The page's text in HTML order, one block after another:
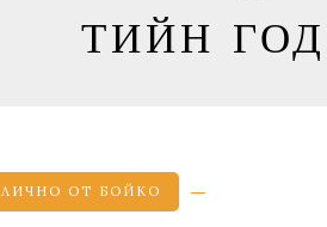
ТИЙН
ЛИЧНО ОТ БОЙКО